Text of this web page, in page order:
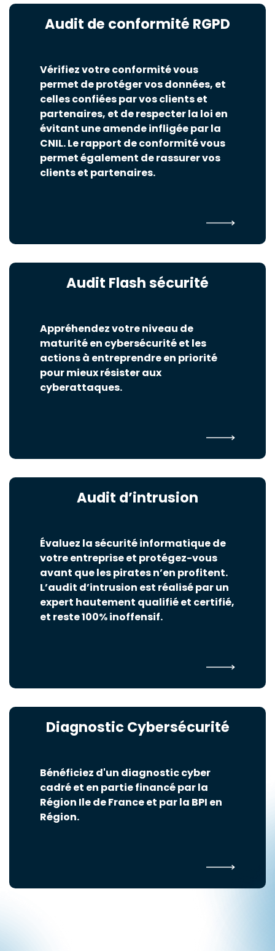
Audit de conformité RGPD
Vérifiez votre conformité vous
permet de protéger vos données, et
celles confiées par vos clients et
partenaires, et de respecter la loi en
évitant une amende infligée par la
CNIL. Le rapport de conformité vous
permet également de rassurer vos
clients et partenaires.
Audit Flash sécurité
Appréhendez votre niveau de
maturité en cybersécurité et les
actions à entreprendre en priorité
pour mieux résister aux
cyberattaques.
Audit d’intrusion
Évaluez la sécurité informatique de
votre entreprise et protégez-vous
avant que les pirates n’en profitent.
L’audit d’intrusion est réalisé par un
expert hautement qualifié et certifié,
et reste 100% inoffensif.
Diagnostic Cybersécurité
Bénéficiez d'un diagnostic cyber
cadré et en partie financé par la
Région Ile de France et par la BPI en
Région.